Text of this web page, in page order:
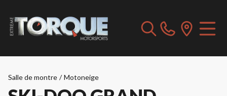
Salle de montre / Motoneige